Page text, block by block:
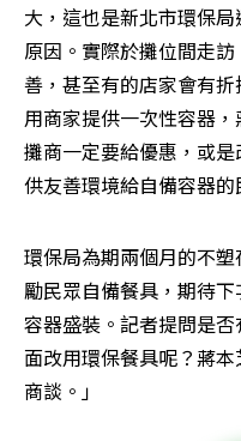
大，這也是新北市環保
原因。實際於攤位間走
善，甚至有的店家會有
用商家提供一次性容器
攤商一定要給優惠，或
供友善環境給自備容器的
環保局為期兩個月的不
勵民眾自備餐具，期待
容器盛裝。記者提問是
面改用環保餐具呢？蔣
商談。」